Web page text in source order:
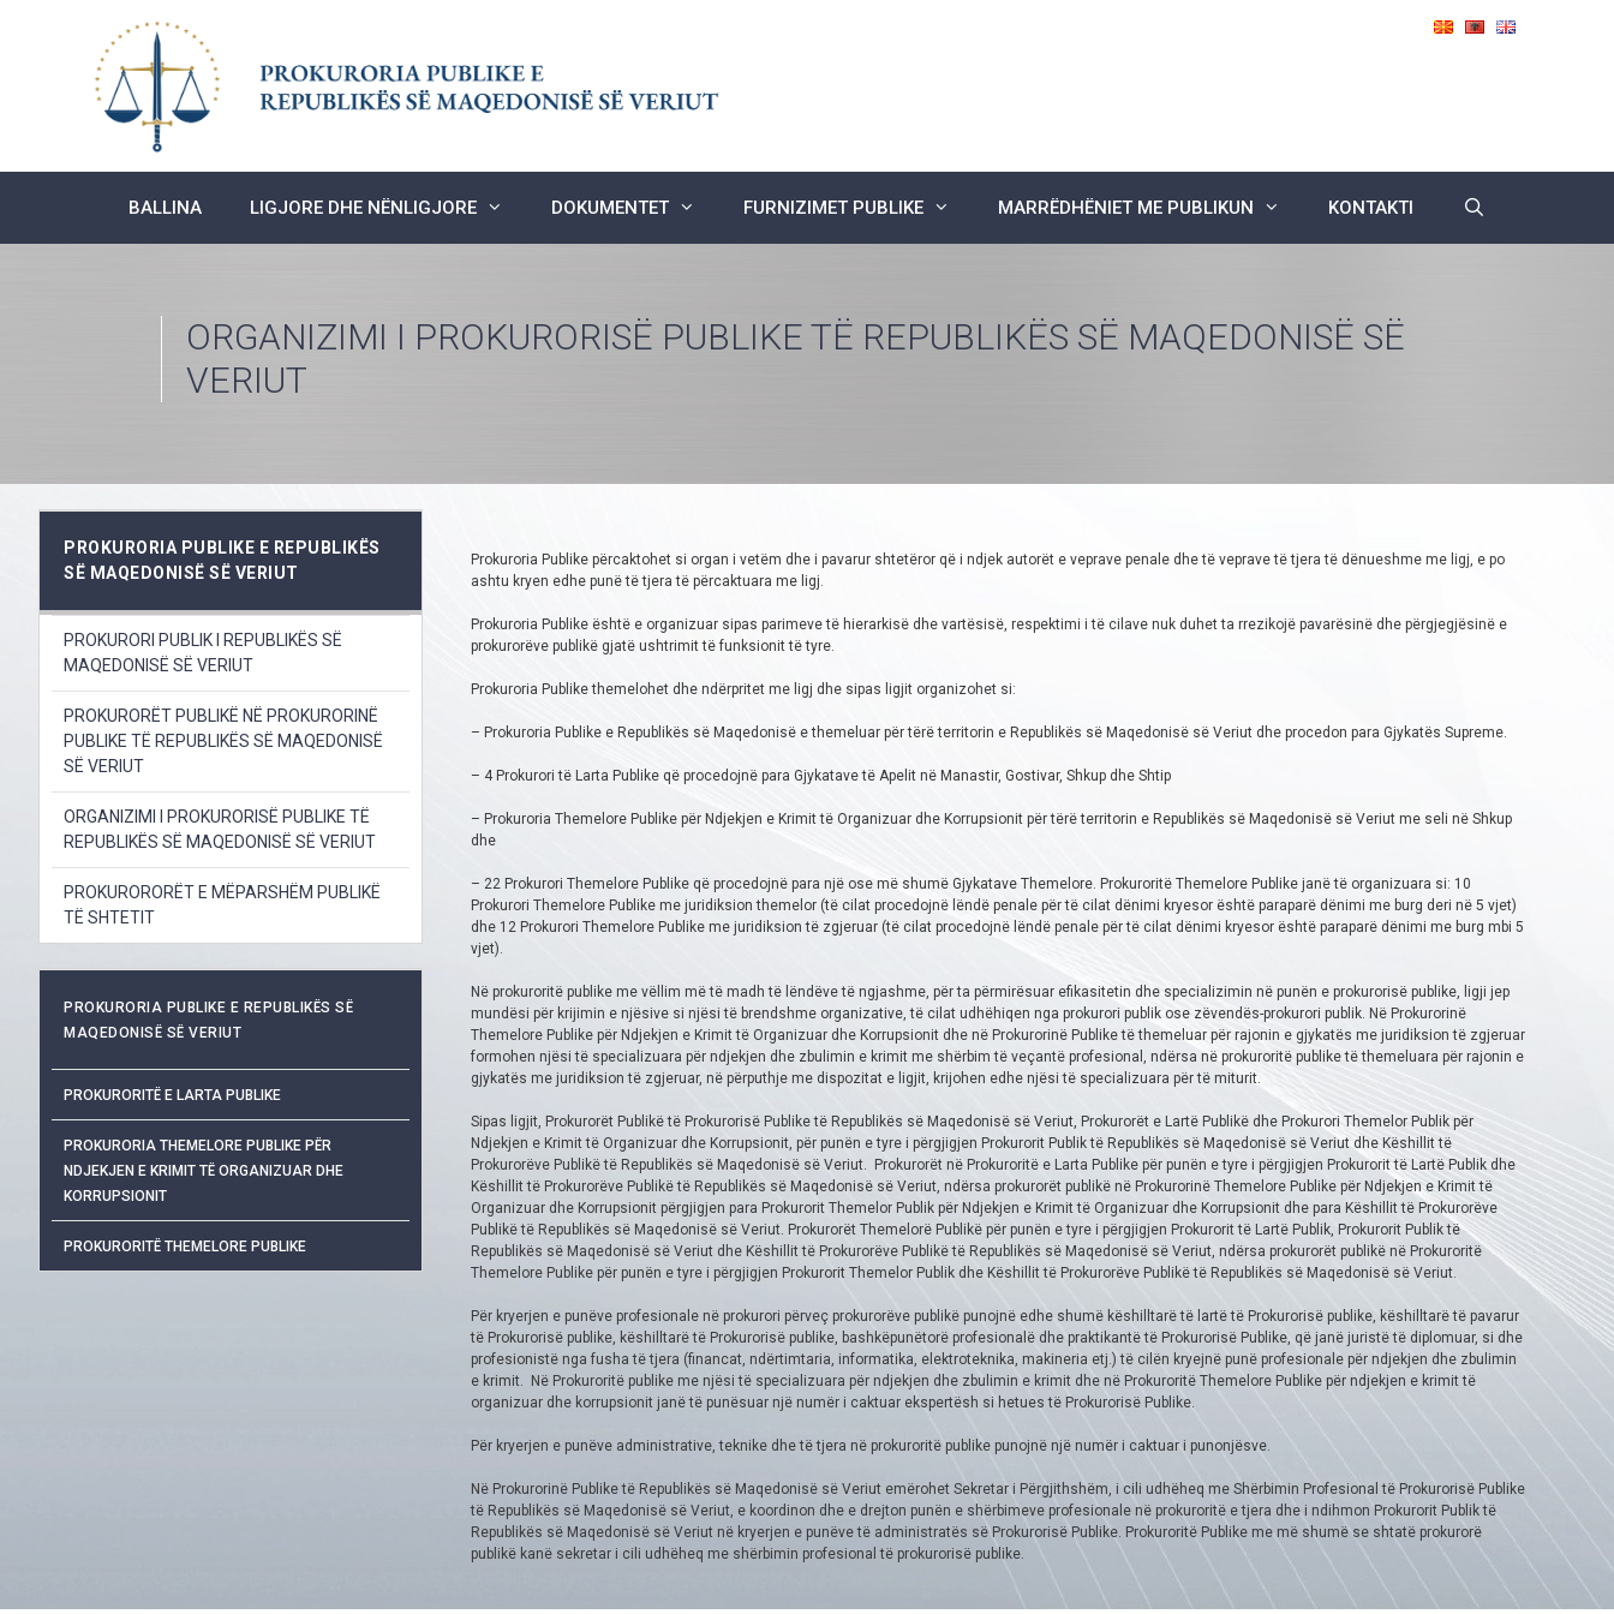
BALLINA LIGJORE DHE NËNLIGJORE DOKUMENTET FURNIZIMET PUBLIKE MARRËDHËNIET ME PUBLIKUN KONTAKTI
ORGANIZIMI I PROKURORISË PUBLIKE TË REPUBLIKËS SË MAQEDONISË SË
VERIUT
Prokuroria Publike përcaktohet si organ i vetëm dhe i pavarur shtetëror që i ndjek autorët e veprave penale dhe të veprave të tjera të dënueshme me ligj, e po
ashtu kryen edhe punë të tjera të përcaktuara me ligj.
Prokuroria Publike është e organizuar sipas parimeve të hierarkisë dhe vartësisë, respektimi i të cilave nuk duhet ta rrezikojë pavarësinë dhe përgjegjësinë e
prokurorëve publikë gjatë ushtrimit të funksionit të tyre.
Prokuroria Publike themelohet dhe ndërpritet me ligj dhe sipas ligjit organizohet si:
– Prokuroria Publike e Republikës së Maqedonisë e themeluar për tërë territorin e Republikës së Maqedonisë së Veriut dhe procedon para Gjykatës Supreme.
– 4 Prokurori të Larta Publike që procedojnë para Gjykatave të Apelit në Manastir, Gostivar, Shkup dhe Shtip
– Prokuroria Themelore Publike për Ndjekjen e Krimit të Organizuar dhe Korrupsionit për tërë territorin e Republikës së Maqedonisë së Veriut me seli në Shkup
dhe
– 22 Prokurori Themelore Publike që procedojnë para një ose më shumë Gjykatave Themelore. Prokuroritë Themelore Publike janë të organizuara si: 10
Prokurori Themelore Publike me juridiksion themelor (të cilat procedojnë lëndë penale për të cilat dënimi kryesor është paraparë dënimi me burg deri në 5 vjet)
dhe 12 Prokurori Themelore Publike me juridiksion të zgjeruar (të cilat procedojnë lëndë penale për të cilat dënimi kryesor është paraparë dënimi me burg mbi 5
vjet).
Në prokuroritë publike me vëllim më të madh të lëndëve të ngjashme, për ta përmirësuar efikasitetin dhe specializimin në punën e prokurorisë publike, ligji jep
mundësi për krijimin e njësive si njësi të brendshme organizative, të cilat udhëhiqen nga prokurori publik ose zëvendës-prokurori publik. Në Prokurorinë
Themelore Publike për Ndjekjen e Krimit të Organizuar dhe Korrupsionit dhe në Prokurorinë Publike të themeluar për rajonin e gjykatës me juridiksion të zgjeruar
formohen njësi të specializuara për ndjekjen dhe zbulimin e krimit me shërbim të veçantë profesional, ndërsa në prokuroritë publike të themeluara për rajonin e
gjykatës me juridiksion të zgjeruar, në përputhje me dispozitat e ligjit, krijohen edhe njësi të specializuara për të miturit.
Sipas ligjit, Prokurorët Publikë të Prokurorisë Publike të Republikës së Maqedonisë së Veriut, Prokurorët e Lartë Publikë dhe Prokurori Themelor Publik për
Ndjekjen e Krimit të Organizuar dhe Korrupsionit, për punën e tyre i përgjigjen Prokurorit Publik të Republikës së Maqedonisë së Veriut dhe Këshillit të
Prokurorëve Publikë të Republikës së Maqedonisë së Veriut. Prokurorët në Prokuroritë e Larta Publike për punën e tyre i përgjigjen Prokurorit të Lartë Publik dhe
Këshillit të Prokurorëve Publikë të Republikës së Maqedonisë së Veriut, ndërsa prokurorët publikë në Prokurorinë Themelore Publike për Ndjekjen e Krimit të
Organizuar dhe Korrupsionit përgjigjen para Prokurorit Themelor Publik për Ndjekjen e Krimit të Organizuar dhe Korrupsionit dhe para Këshillit të Prokurorëve
Publikë të Republikës së Maqedonisë së Veriut. Prokurorët Themelorë Publikë për punën e tyre i përgjigjen Prokurorit të Lartë Publik, Prokurorit Publik të
Republikës së Maqedonisë së Veriut dhe Këshillit të Prokurorëve Publikë të Republikës së Maqedonisë së Veriut, ndërsa prokurorët publikë në Prokuroritë
Themelore Publike për punën e tyre i përgjigjen Prokurorit Themelor Publik dhe Këshillit të Prokurorëve Publikë të Republikës së Maqedonisë së Veriut.
Për kryerjen e punëve profesionale në prokurori përveç prokurorëve publikë punojnë edhe shumë këshilltarë të lartë të Prokurorisë publike, këshilltarë të pavarur
të Prokurorisë publike, këshilltarë të Prokurorisë publike, bashkëpunëtorë profesionalë dhe praktikantë të Prokurorisë Publike, që janë juristë të diplomuar, si dhe
profesionistë nga fusha të tjera (financat, ndërtimtaria, informatika, elektroteknika, makineria etj.) të cilën kryejnë punë profesionale për ndjekjen dhe zbulimin
e krimit. Në Prokuroritë publike me njësi të specializuara për ndjekjen dhe zbulimin e krimit dhe në Prokuroritë Themelore Publike për ndjekjen e krimit të
organizuar dhe korrupsionit janë të punësuar një numër i caktuar ekspertësh si hetues të Prokurorisë Publike.
Për kryerjen e punëve administrative, teknike dhe të tjera në prokuroritë publike punojnë një numër i caktuar i punonjësve.
Në Prokurorinë Publike të Republikës së Maqedonisë së Veriut emërohet Sekretar i Përgjithshëm, i cili udhëheq me Shërbimin Profesional të Prokurorisë Publike
të Republikës së Maqedonisë së Veriut, e koordinon dhe e drejton punën e shërbimeve profesionale në prokuroritë e tjera dhe i ndihmon Prokurorit Publik të
Republikës së Maqedonisë së Veriut në kryerjen e punëve të administratës së Prokurorisë Publike. Prokuroritë Publike me më shumë se shtatë prokurorë
publikë kanë sekretar i cili udhëheq me shërbimin profesional të prokurorisë publike.
PROKURORIA PUBLIKE E REPUBLIKËS
SË MAQEDONISË SË VERIUT
PROKURORI PUBLIK I REPUBLIKËS SË
MAQEDONISË SË VERIUT
PROKURORËT PUBLIKË NË PROKURORINË
PUBLIKE TË REPUBLIKËS SË MAQEDONISË
SË VERIUT
ORGANIZIMI I PROKURORISË PUBLIKE TË
REPUBLIKËS SË MAQEDONISË SË VERIUT
PROKURORORËT E MËPARSHËM PUBLIKË
TË SHTETIT
PROKURORIA PUBLIKE E REPUBLIKËS SË
MAQEDONISË SË VERIUT
PROKURORITË E LARTA PUBLIKE
PROKURORIA THEMELORE PUBLIKE PËR
NDJEKJEN E KRIMIT TË ORGANIZUAR DHE
KORRUPSIONIT
PROKURORITË THEMELORE PUBLIKE